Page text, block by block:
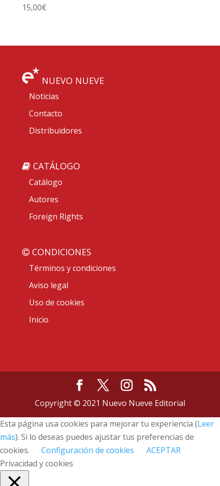
15,00€
NUEVO NUEVE
Noticias
Contacto
Distribuidores
CATÁLOGO
Catálogo
Autores
Foreign Rights
CONDICIONES
Términos y condiciones
Aviso legal
Uso de cookies
Inicio
Copyright © 2021 Nuevo Nueve Editorial
Esta página usa cookies para mejorar tu experiencia (Leer
más). Si lo deseas puedes ajustar tus preferencias de
cookies.
Configuración de cookies
ACEPTAR
Privacidad y cookies